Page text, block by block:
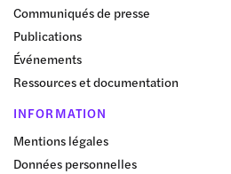
Communiqués de presse
Publications
Événements
Ressources et documentation
INFORMATION
Mentions légales
Données personnelles